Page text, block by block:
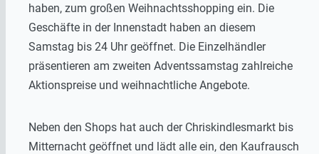
haben, zum großen Weihnachtsshopping ein. Die
Geschäfte in der Innenstadt haben an diesem
Samstag bis 24 Uhr geöffnet. Die Einzelhändler
präsentieren am zweiten Adventssamstag zahlreiche
Aktionspreise und weihnachtliche Angebote.
Neben den Shops hat auch der Chriskindlesmarkt bis
Mitternacht geöffnet und lädt alle ein, den Kaufrausch